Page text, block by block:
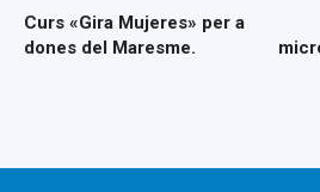
Curs «Gira Mujeres» per a
dones del Maresme.